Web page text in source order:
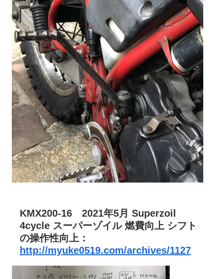
KMX200-16 2021年5月 Superzoil
4cycle スーパーゾイル 燃費向上 シフト
の操作性向上：
http://myuke0519.com/archives/1127